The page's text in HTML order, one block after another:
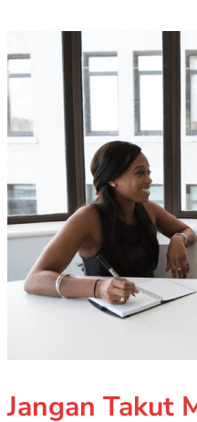
Jangan Takut